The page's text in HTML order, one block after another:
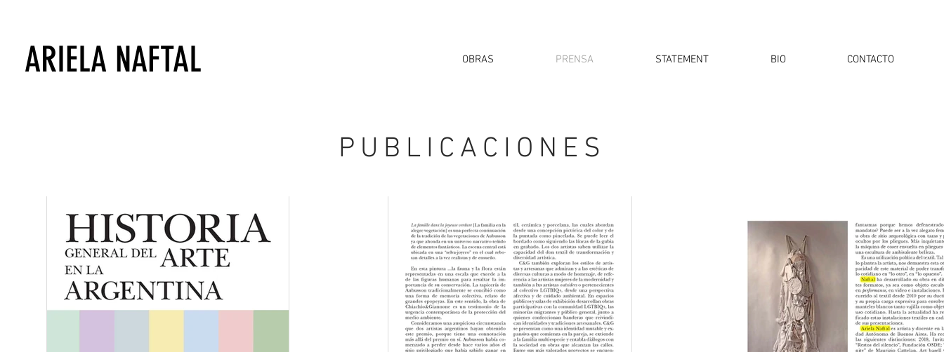
ARIELA NAFTAL OBRAS PRENSA STATEMENT BIO CONTACTO
PUBLICACIONES